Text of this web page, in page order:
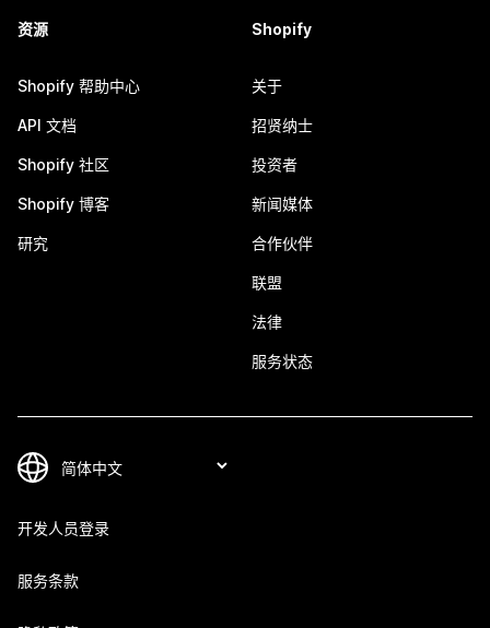
资源
Shopify 帮助中心
API 文档
Shopify 社区
Shopify 博客
研究
Shopify
关于
招贤纳士
投资者
新闻媒体
合作伙伴
联盟
法律
服务状态
开发人员登录
服务条款